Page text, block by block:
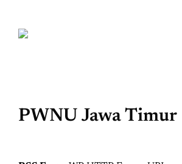
PWNU Jawa Timur